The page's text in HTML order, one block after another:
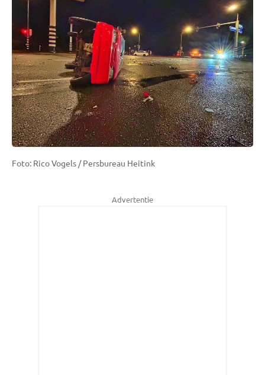
Foto: Rico Vogels / Persbureau Heitink
Advertentie